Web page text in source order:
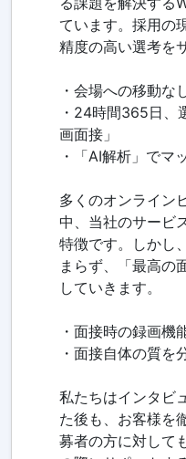
ています。採用の
精度の高い選考を
・会場への移動な
・24時間365日、
画面接」
・「AI解析」でマ
多くのオンライン
中、当社のサービ
特徴です。しかし
まらず、「最高の
していきます。
・面接時の録画機
・面接自体の質を
私たちはインタビ
た後も、お客様を
募者の方に対して